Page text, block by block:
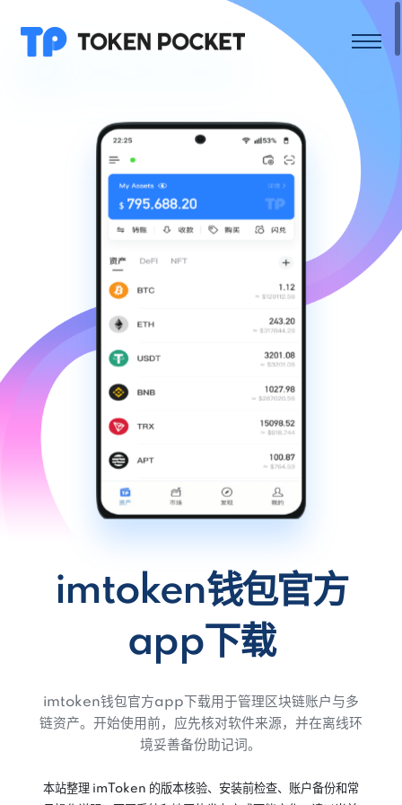
imtoken钱包官方
app下载
imtoken钱包官方app下载用于管理区块链账户与多
链资产。开始使用前，应先核对软件来源，并在离线环
境妥善备份助记词。
本站整理 imToken 的版本核验、安装前检查、账户备份和常